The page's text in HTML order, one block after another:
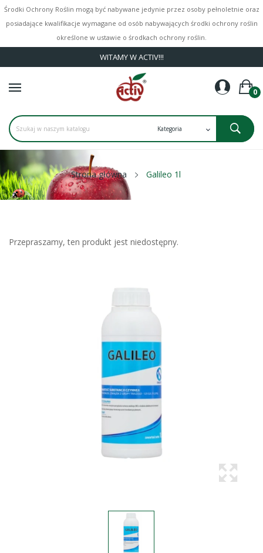
Środki Ochrony Roślin mogą być nabywane jedynie przez osoby pełnoletnie oraz
posiadające kwalifikacje wymagane od osób nabywających środki ochrony roślin
określone w ustawie o środkach ochrony roślin.
WITAMY W ACTIV!!!
0
Strona główna Galileo 1l
Przepraszamy, ten produkt jest niedostępny.